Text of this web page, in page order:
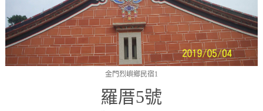
金門烈嶼鄉民宿1
羅厝5號